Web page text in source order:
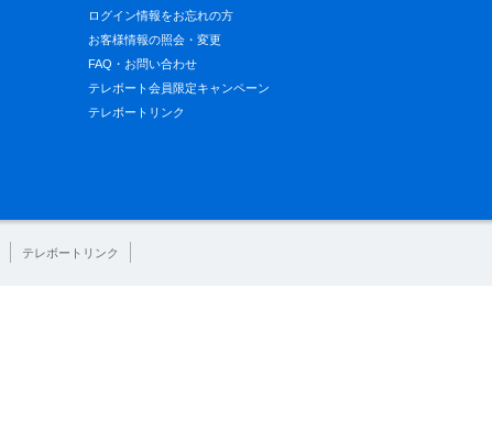
ログイン情報をお忘れの方
お客様情報の照会・変更
FAQ・お問い合わせ
テレボート会員限定キャンペーン
テレボートリンク
テレボートリンク